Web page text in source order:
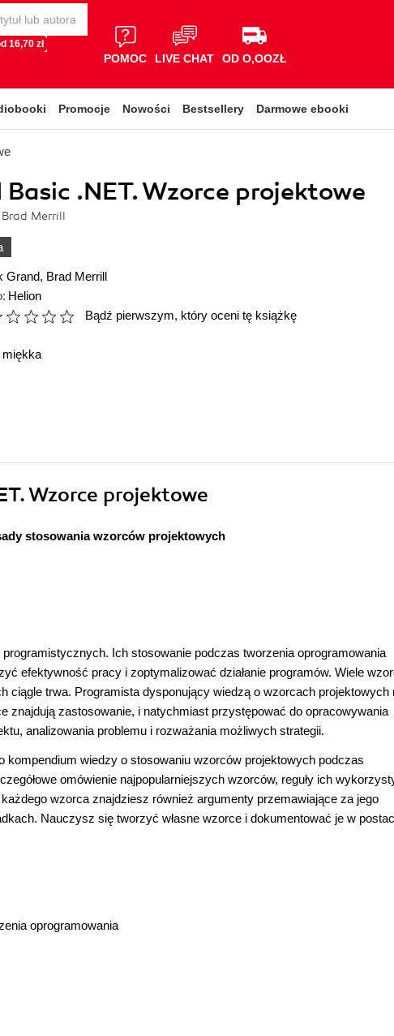
16,70 zł
POMOC LIVE CHAT OD O,OOZŁ
Promocje Nowości Bestsellery Darmowe ebooki
.NET. Wzorce projektowe
Merrill
Grand, Brad Merrill
Helion
Bądź pierwszym, który oceni tę książkę
miękka
Wzorce projektowe
stosowania wzorców projektowych
Ich stosowanie podczas tworzenia oprogramowania
efektywność pracy i zoptymalizować działanie programów. Wiele
ciągle trwa. Programista dysponujący wiedzą o wzorcach projektowych
znajdują zastosowanie, i natychmiast przystępować do opracowywania
analizowania problemu i rozważania możliwych strategii.
kompendium wiedzy o stosowaniu wzorców projektowych podczas
omówienie najpopularniejszych wzorców, reguły ich
wzorca znajdziesz również argumenty przemawiające za jego
Nauczysz się tworzyć własne wzorce i dokumentować je w
oprogramowania